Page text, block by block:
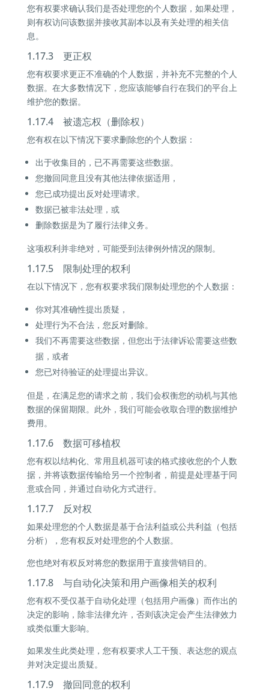
您有权要求确认我们是否处理您的个人数据，如果处理，
则有权访问该数据并接收其副本以及有关处理的相关信
息。
1.17.3 更正权
您有权要求更正不准确的个人数据，并补充不完整的个人
数据。在大多数情况下，您应该能够自行在我们的平台上
维护您的数据。
1.17.4 被遗忘权（删除权）
您有权在以下情况下要求删除您的个人数据：
出于收集目的，已不再需要这些数据。
您撤回同意且没有其他法律依据适用，
您已成功提出反对处理请求。
数据已被非法处理，或
删除数据是为了履行法律义务。
这项权利并非绝对，可能受到法律例外情况的限制。
1.17.5 限制处理的权利
在以下情况下，您有权要求我们限制处理您的个人数据：
你对其准确性提出质疑，
处理行为不合法，您反对删除。
我们不再需要这些数据，但您出于法律诉讼需要这些数
据，或者
您已对待验证的处理提出异议。
但是，在满足您的请求之前，我们会权衡您的动机与其他
数据的保留期限。此外，我们可能会收取合理的数据维护
费用。
1.17.6 数据可移植权
您有权以结构化、常用且机器可读的格式接收您的个人数
据，并将该数据传输给另一个控制者，前提是处理基于同
意或合同，并通过自动化方式进行。
1.17.7 反对权
如果处理您的个人数据是基于合法利益或公共利益（包括
分析），您有权反对处理您的个人数据。
您也绝对有权反对将您的数据用于直接营销目的。
1.17.8 与自动化决策和用户画像相关的权利
您有权不受仅基于自动化处理（包括用户画像）而作出的
决定的影响，除非法律允许，否则该决定会产生法律效力
或类似重大影响。
如果发生此类处理，您有权要求人工干预、表达您的观点
并对决定提出质疑。
1.17.9 撤回同意的权利